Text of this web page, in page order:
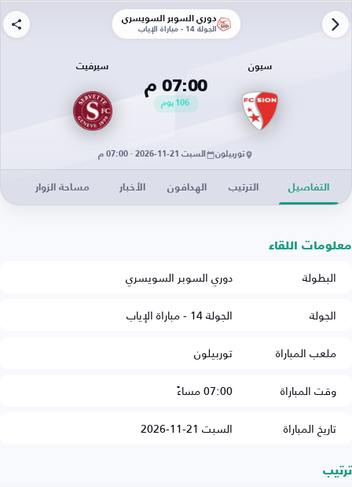
دوري السوبر السويسري
الجولة 14 - مباراة الإياب
سيون
07:00 م
106 يوم
سيرفيت
توربيلون السبت 21-11-2026 · 07:00 م
التفاصيل الترتيب الهدافون الأخبار مساحة الزوار
معلومات اللقاء
البطولة
دوري السوبر السويسري
الجولة
الجولة 14 - مباراة الإياب
ملعب المباراة
توربيلون
وقت المباراة
07:00 مساءً
تاريخ المباراة
السبت 21-11-2026
ترتيب